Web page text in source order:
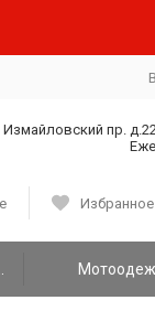
Измайловский пр.
Избранное